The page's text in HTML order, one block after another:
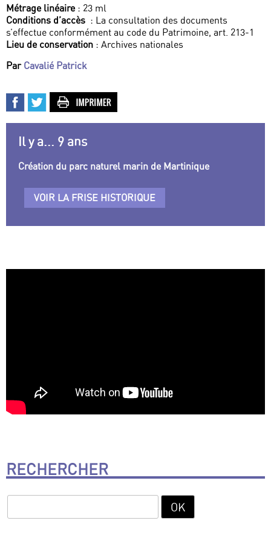
Métrage linéaire: 23 ml
Conditions d’accès : La consultation des documents
s’effectue conformément au code du Patrimoine, art. 213-1
Lieu de conservation : Archives nationales
Par Cavalié Patrick
Il y a... 9 ans
Création du parc naturel marin de Martinique
VOIR LA FRISE HISTORIQUE
RECHERCHER